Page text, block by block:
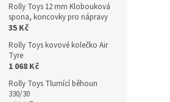
Rolly Toys 12 mm Klobouková
spona, koncovky pro nápravy
35 Kč
Rolly Toys kovové kolečko Air
Tyre
1 068 Kč
Rolly Toys Tlumící běhoun
330/30